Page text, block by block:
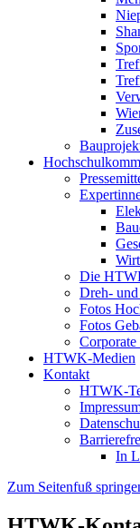
Die
Dreh-
Fotos
Fotos
Corporate
HTWK-Medien
Kontakt
HTWK-
In
Zum Seitenfuß